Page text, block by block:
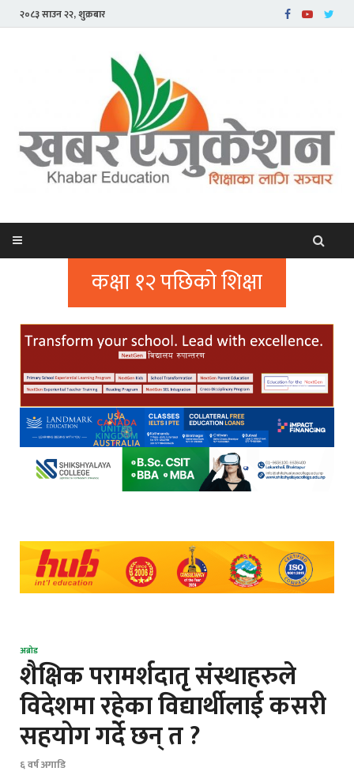
२०८३ साउन २२, शुक्रबार
कक्षा १२ पछिको शिक्षा
अब्रोड
शैक्षिक परामर्शदातृ संस्थाहरुले
विदेशमा रहेका विद्यार्थीलाई कसरी
सहयोग गर्दे छन् त ?
६ वर्ष अगाडि